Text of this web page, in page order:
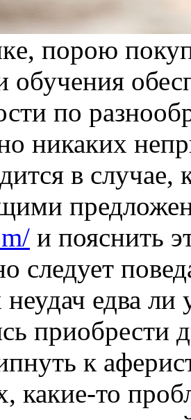
порою
обучения
по
никаких
в случае,
и пояснить
следует
едва ли
приобрести
к
какие-то